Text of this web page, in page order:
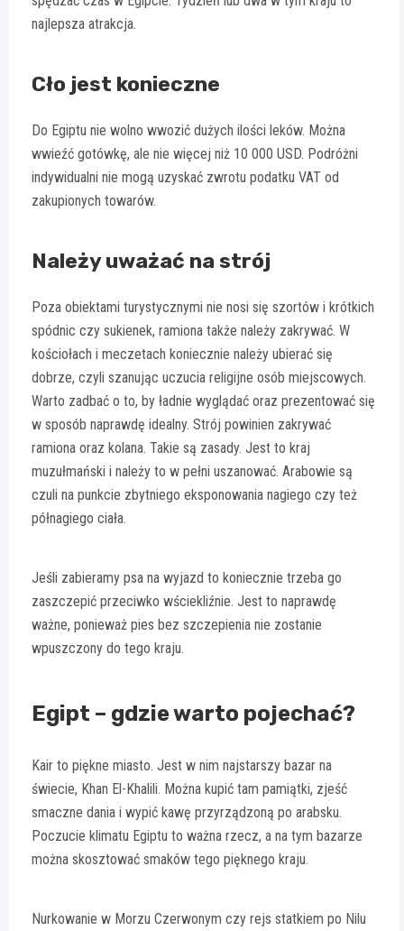
najlepsza atrakcja.
Cło jest konieczne
Do Egiptu nie wolno wwozić dużych ilości leków. Można
wwieźć gotówkę, ale nie więcej niż 10 000 USD. Podróżni
indywidualni nie mogą uzyskać zwrotu podatku VAT od
zakupionych towarów.
Należy uważać na strój
Poza obiektami turystycznymi nie nosi się szortów i krótkich
spódnic czy sukienek, ramiona także należy zakrywać. W
kościołach i meczetach koniecznie należy ubierać się
dobrze, czyli szanując uczucia religijne osób miejscowych.
Warto zadbać o to, by ładnie wyglądać oraz prezentować się
w sposób naprawdę idealny. Strój powinien zakrywać
ramiona oraz kolana. Takie są zasady. Jest to kraj
muzułmański i należy to w pełni uszanować. Arabowie są
czuli na punkcie zbytniego eksponowania nagiego czy też
półnagiego ciała.
Jeśli zabieramy psa na wyjazd to koniecznie trzeba go
zaszczepić przeciwko wściekliźnie. Jest to naprawdę
ważne, ponieważ pies bez szczepienia nie zostanie
wpuszczony do tego kraju.
Egipt – gdzie warto pojechać?
Kair to piękne miasto. Jest w nim najstarszy bazar na
świecie, Khan El-Khalili. Można kupić tam pamiątki, zjeść
smaczne dania i wypić kawę przyrządzoną po arabsku.
Poczucie klimatu Egiptu to ważna rzecz, a na tym bazarze
można skosztować smaków tego pięknego kraju.
Nurkowanie w Morzu Czerwonym czy rejs statkiem po Nilu